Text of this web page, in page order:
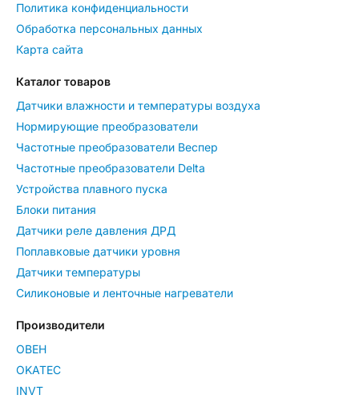
Политика конфиденциальности
Обработка персональных данных
Карта сайта
Каталог товаров
Датчики влажности и температуры воздуха
Нормирующие преобразователи
Частотные преобразователи Веспер
Частотные преобразователи Delta
Устройства плавного пуска
Блоки питания
Датчики реле давления ДРД
Поплавковые датчики уровня
Датчики температуры
Силиконовые и ленточные нагреватели
Производители
ОВЕН
OKATEC
INVT